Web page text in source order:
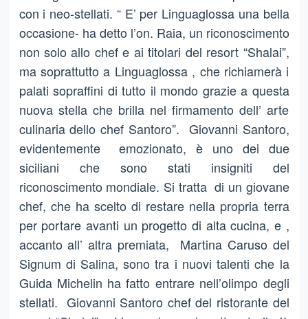
con i neo-stellati. “ E’ per Linguaglossa una bella
occasione- ha detto l’on. Raia, un riconoscimento
non solo allo chef e ai titolari del resort “Shalai”,
ma soprattutto a Linguaglossa , che richiamerà i
palati sopraffini di tutto il mondo grazie a questa
nuova stella che brilla nel firmamento dell’ arte
culinaria dello chef Santoro”. Giovanni Santoro,
evidentemente emozionato, è uno dei due
siciliani che sono stati insigniti del
riconoscimento mondiale. Si tratta di un giovane
chef, che ha scelto di restare nella propria terra
per portare avanti un progetto di alta cucina, e ,
accanto all’ altra premiata, Martina Caruso del
Signum di Salina, sono tra i nuovi talenti che la
Guida Michelin ha fatto entrare nell’olimpo degli
stellati. Giovanni Santoro chef del ristorante del